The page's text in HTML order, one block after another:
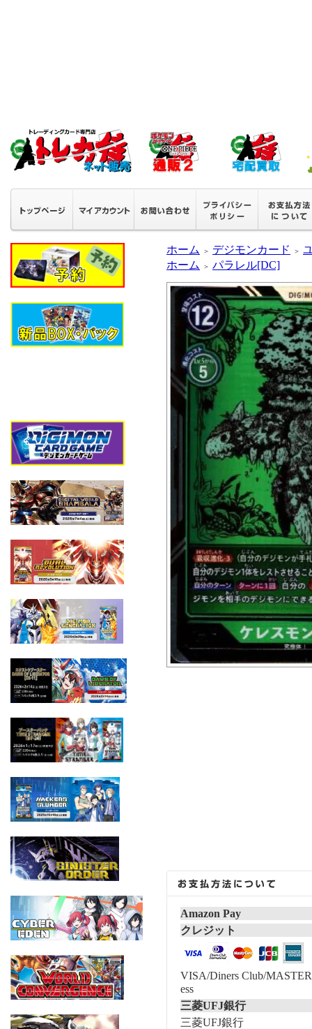
ホーム ＞ デジモンカード ＞
ホーム
＞ パラレル[DC]
Amazon Pay
クレジット
VISA/Diners Club/
ess
三菱UFJ銀行
三菱UFJ銀行